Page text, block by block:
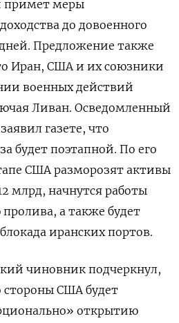
примет меры
до довоенного
Предложение также
Иран, США и их союзники
военных действий
Ливан. Осведомленный
газете, что
будет поэтапной. По его
США разморозят активы
млрд, начнутся работы
а также будет
иранских портов.
чиновник подчеркнул,
стороны США будет
открытию